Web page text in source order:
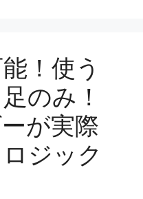
！使う
のみ！
が実際
ジック